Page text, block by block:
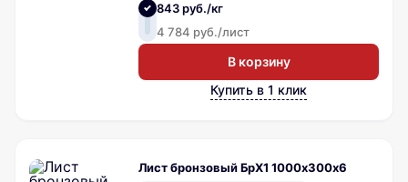
843 руб./кг
4 784 руб./лист
В корзину
Купить в 1 клик
Лист бронзовый БрХ1 1000х300х6